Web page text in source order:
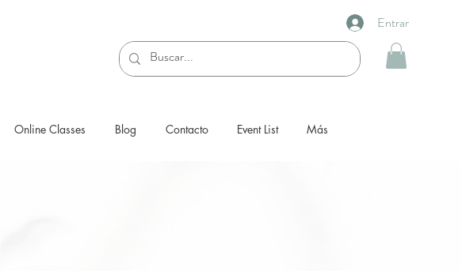
Entrar
Online Classes Blog Contacto Event List Más